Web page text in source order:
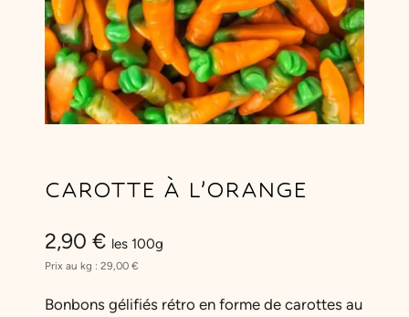
CAROTTE À L’ORANGE
2,90 € les 100g
Prix au kg : 29,00 €
Bonbons gélifiés rétro en forme de carottes au